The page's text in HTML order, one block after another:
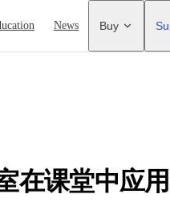
News Buy
在课堂中应用